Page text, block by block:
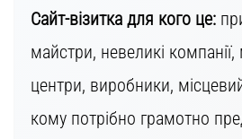
Сайт-візитка для кого це:
майстри, невеликі компанії,
центри, виробники,
кому потрібно грамотно